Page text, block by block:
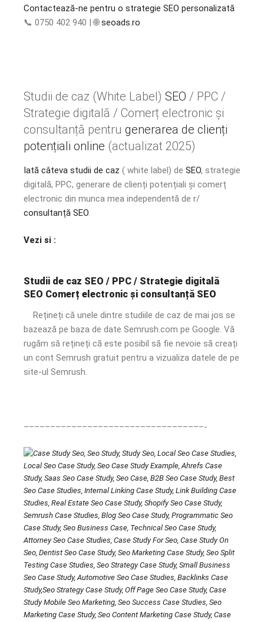
Contactează-ne pentru o strategie SEO personalizată
📞 0750 402 940 | 🌐seoads.ro
Studii de caz (White Label) SEO / PPC /
Strategie digitală / Comerț electronic și
consultanță pentru generarea de clienți
potențiali online (actualizat 2025)
Iată câteva studii de caz ( white label) de SEO, strategie
digitală, PPC, generare de clienți potențiali și comerț
electronic din munca mea independentă de r/
consultanță SEO.
Vezi si :
Studii de caz SEO / PPC / Strategie digitală
SEO Comerț electronic și consultanță SEO
Rețineți că unele dintre studiile de caz de mai jos se
bazează pe baza de date Semrush.com pe Google. Vă
rugăm să rețineți că este posibil să fie nevoie să creați
un cont Semrush gratuit pentru a vizualiza datele de pe
site-ul Semrush.
––––––––––––––––––––––––––––––––––-